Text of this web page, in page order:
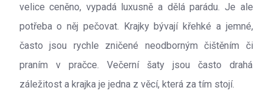
velice ceněno, vypadá luxusně a dělá parádu. Je ale
potřeba o něj pečovat. Krajky bývají křehké a jemné,
často jsou rychle zničené neodborným čištěním či
praním v pračce. Večerní šaty jsou často drahá
záležitost a krajka je jedna z věcí, která za tím stojí.